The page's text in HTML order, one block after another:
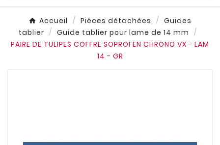
Accueil Pièces détachées
Guides
tablier
Guide tablier pour lame de 14 mm
PAIRE DE TULIPES COFFRE SOPROFEN CHRONO VX - LAM
14 - GR